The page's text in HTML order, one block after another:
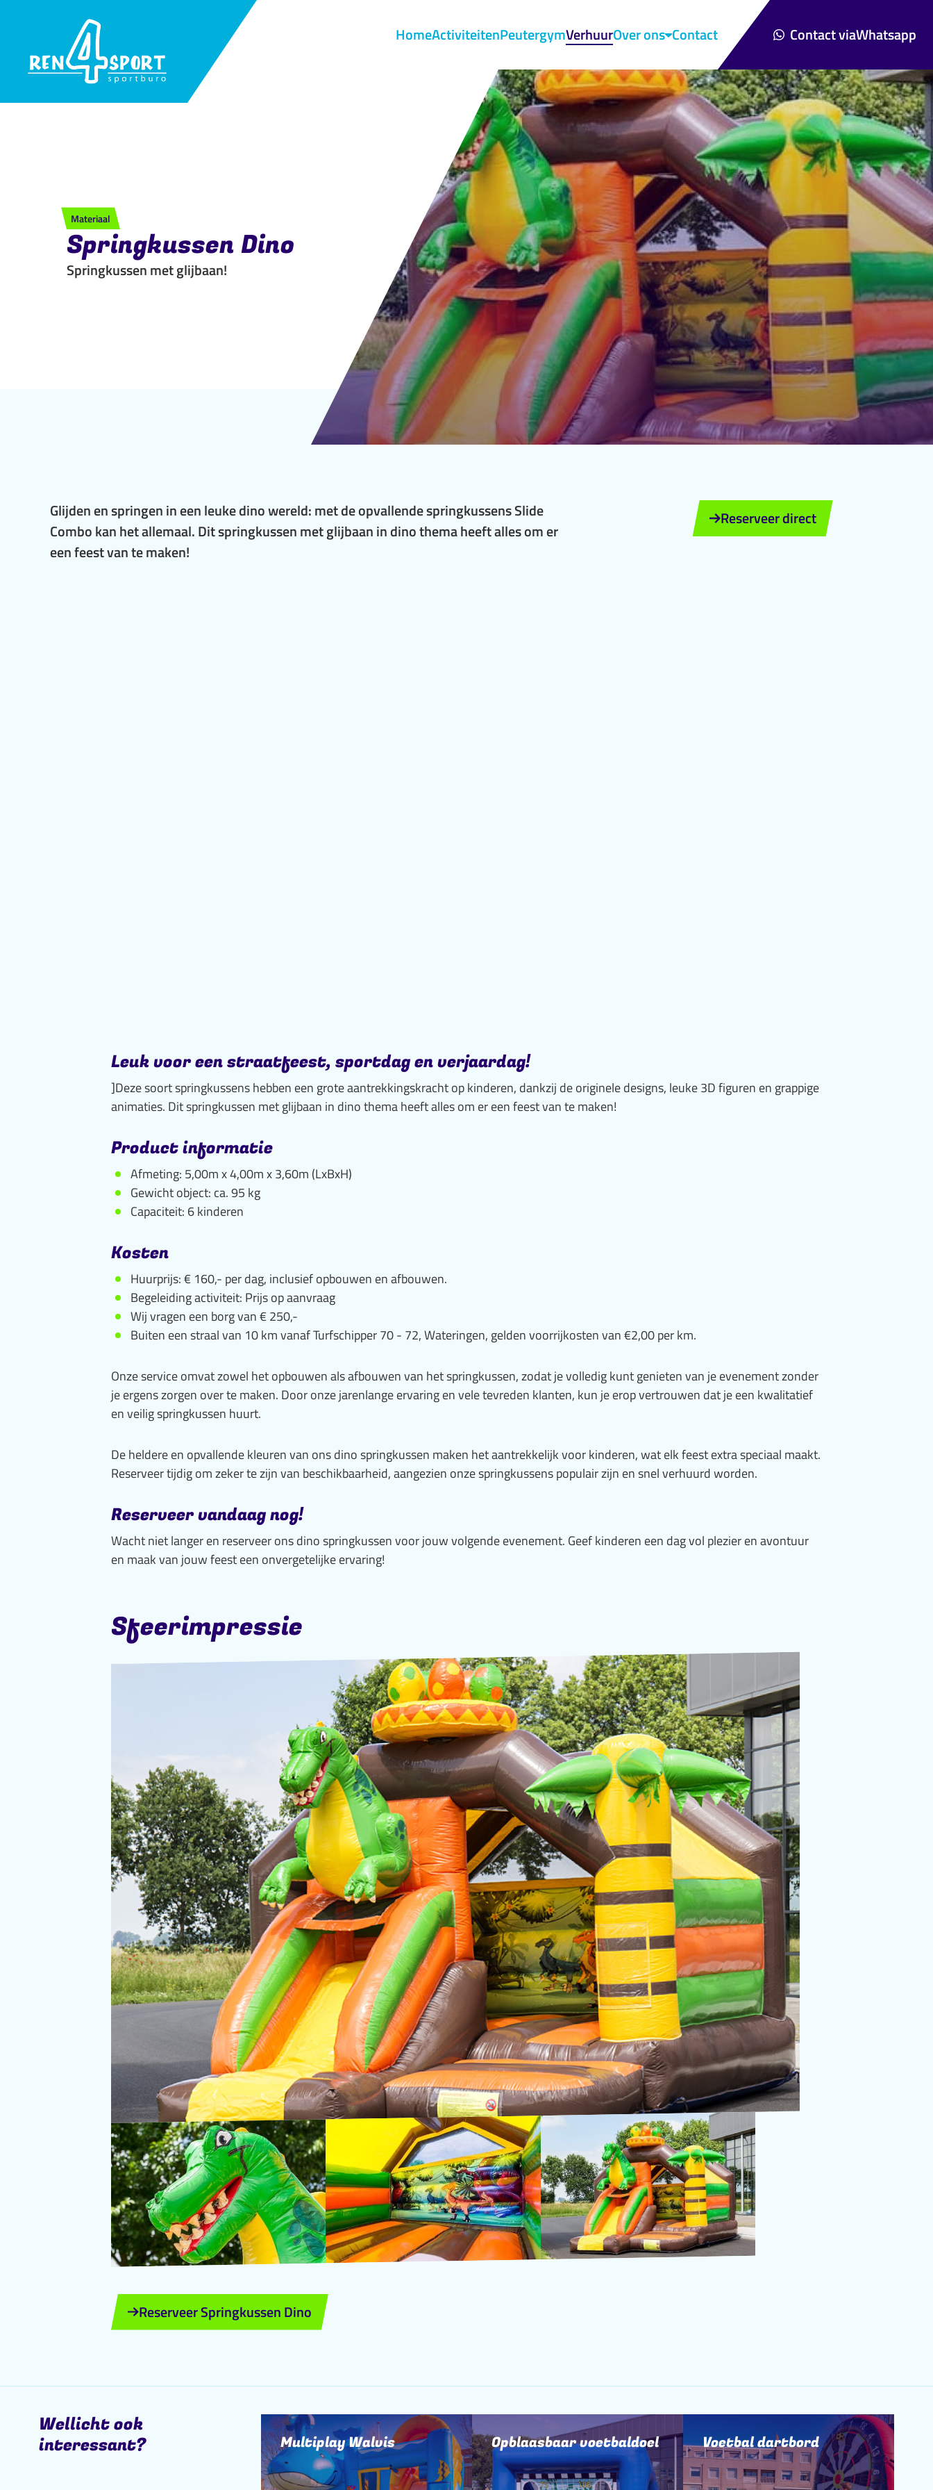
HomeActiviteitenPeutergymVerhuurOver ons Contact Contact viaWhatsapp
Materiaal
Springkussen Dino
Springkussen met glijbaan!
Glijden en springen in een leuke dino wereld: met de opvallende springkussens Slide
Combo kan het allemaal. Dit springkussen met glijbaan in dino thema heeft alles om er
een feest van te maken!
Reserveer direct
Leuk voor een straatfeest, sportdag en verjaardag!
]Deze soort springkussens hebben een grote aantrekkingskracht op kinderen, dankzij de originele designs, leuke 3D figuren en grappige
animaties. Dit springkussen met glijbaan in dino thema heeft alles om er een feest van te maken!
Product informatie
Afmeting: 5,00m x 4,00m x 3,60m (LxBxH)
Gewicht object: ca. 95 kg
Capaciteit: 6 kinderen
Kosten
Huurprijs: € 160,- per dag, inclusief opbouwen en afbouwen.
Begeleiding activiteit: Prijs op aanvraag
Wij vragen een borg van € 250,-
Buiten een straal van 10 km vanaf Turfschipper 70 - 72, Wateringen, gelden voorrijkosten van €2,00 per km.
Onze service omvat zowel het opbouwen als afbouwen van het springkussen, zodat je volledig kunt genieten van je evenement zonder
je ergens zorgen over te maken. Door onze jarenlange ervaring en vele tevreden klanten, kun je erop vertrouwen dat je een kwalitatief
en veilig springkussen huurt.
De heldere en opvallende kleuren van ons dino springkussen maken het aantrekkelijk voor kinderen, wat elk feest extra speciaal maakt.
Reserveer tijdig om zeker te zijn van beschikbaarheid, aangezien onze springkussens populair zijn en snel verhuurd worden.
Reserveer vandaag nog!
Wacht niet langer en reserveer ons dino springkussen voor jouw volgende evenement. Geef kinderen een dag vol plezier en avontuur
en maak van jouw feest een onvergetelijke ervaring!
Sfeerimpressie
Reserveer Springkussen Dino
Wellicht ook
interessant?
Multiplay Walvis Opblaasbaar voetbaldoel Voetbal dartbord